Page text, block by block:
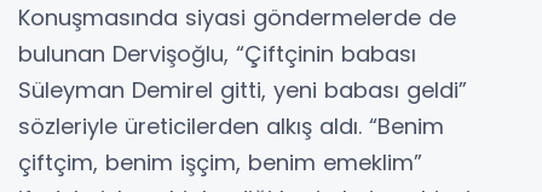
Konuşmasında siyasi göndermelerde de
bulunan Dervişoğlu, “Çiftçinin babası
Süleyman Demirel gitti, yeni babası geldi”
sözleriyle üreticilerden alkış aldı. “Benim
çiftçim, benim işçim, benim emeklim”